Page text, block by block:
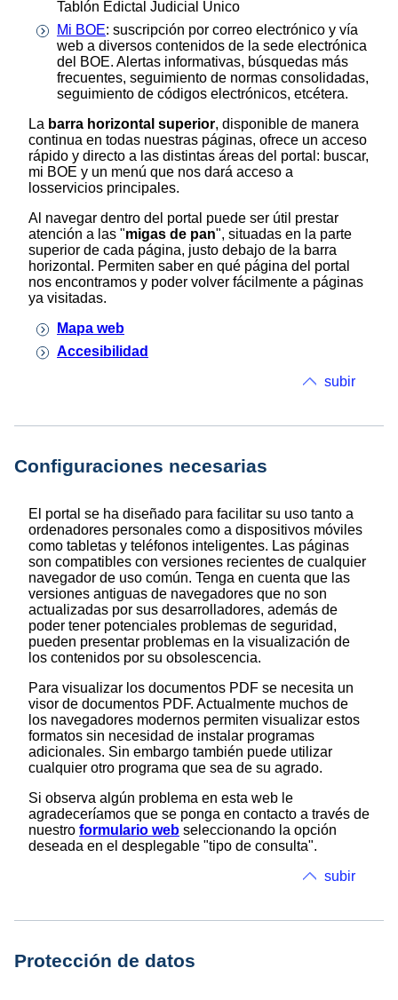
Tablón Edictal Judicial Único
Mi BOE: suscripción por correo electrónico y vía
web a diversos contenidos de la sede electrónica
del BOE. Alertas informativas, búsquedas más
frecuentes, seguimiento de normas consolidadas,
seguimiento de códigos electrónicos, etcétera.
La barra horizontal superior, disponible de manera
continua en todas nuestras páginas, ofrece un acceso
rápido y directo a las distintas áreas del portal: buscar,
mi BOE y un menú que nos dará acceso a
losservicios principales.
Al navegar dentro del portal puede ser útil prestar
atención a las "migas de pan", situadas en la parte
superior de cada página, justo debajo de la barra
horizontal. Permiten saber en qué página del portal
nos encontramos y poder volver fácilmente a páginas
ya visitadas.
Mapa web
Accesibilidad
subir
Configuraciones necesarias
El portal se ha diseñado para facilitar su uso tanto a
ordenadores personales como a dispositivos móviles
como tabletas y teléfonos inteligentes. Las páginas
son compatibles con versiones recientes de cualquier
navegador de uso común. Tenga en cuenta que las
versiones antiguas de navegadores que no son
actualizadas por sus desarrolladores, además de
poder tener potenciales problemas de seguridad,
pueden presentar problemas en la visualización de
los contenidos por su obsolescencia.
Para visualizar los documentos PDF se necesita un
visor de documentos PDF. Actualmente muchos de
los navegadores modernos permiten visualizar estos
formatos sin necesidad de instalar programas
adicionales. Sin embargo también puede utilizar
cualquier otro programa que sea de su agrado.
Si observa algún problema en esta web le
agradeceríamos que se ponga en contacto a través de
nuestro formulario web seleccionando la opción
deseada en el desplegable "tipo de consulta".
subir
Protección de datos